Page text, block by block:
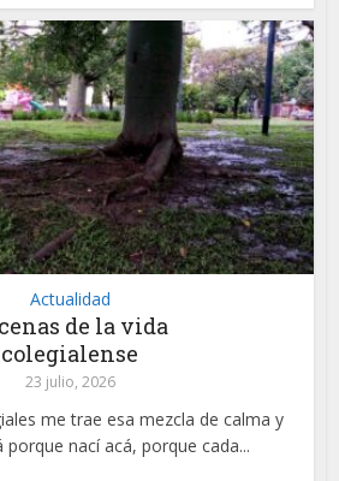
Actualidad
de la vida
colegialense
23 julio, 2026
me trae esa mezcla de calma y
porque nací acá, porque cada...